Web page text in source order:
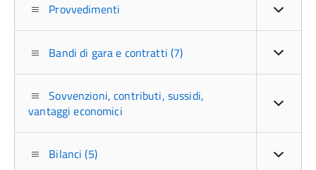
Provvedimenti
Bandi di gara e contratti (7)
Sovvenzioni, contributi, sussidi,
vantaggi economici
Bilanci (5)